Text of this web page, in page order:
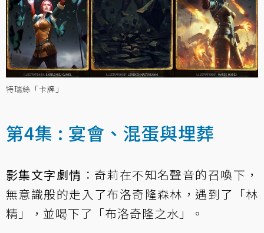
特瑞絲「卡牌」
第4集 : 宴會、混蛋與埋葬
影集文字劇情 ：奇莉在不知名聲音的召喚下，
無意識般的走入了布洛奇隆森林，遇到了「林
精」，並喝下了「布洛奇隆之水」。